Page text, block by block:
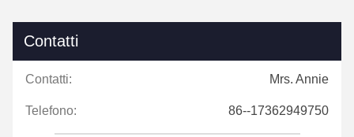
Contatti
Contatti: Mrs. Annie
Telefono: 86--17362949750